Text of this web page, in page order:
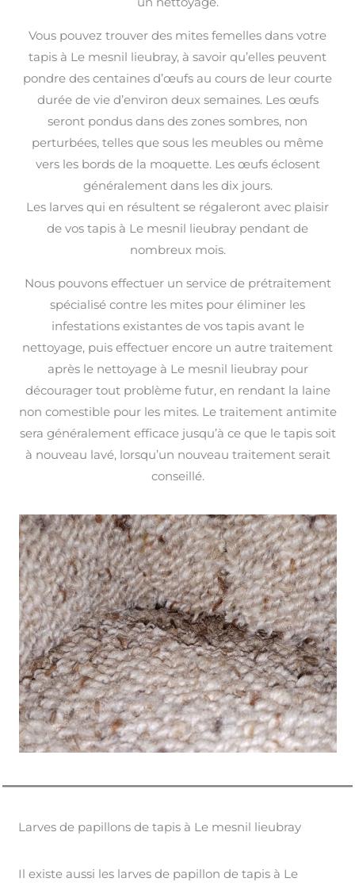
Vous pouvez trouver des mites femelles dans votre
tapis à Le mesnil lieubray, à savoir qu’elles peuvent
pondre des centaines d’œufs au cours de leur courte
durée de vie d’environ deux semaines. Les œufs
seront pondus dans des zones sombres, non
perturbées, telles que sous les meubles ou même
vers les bords de la moquette. Les œufs éclosent
généralement dans les dix jours.
Les larves qui en résultent se régaleront avec plaisir
de vos tapis à Le mesnil lieubray pendant de
nombreux mois.
Nous pouvons effectuer un service de prétraitement
spécialisé contre les mites pour éliminer les
infestations existantes de vos tapis avant le
nettoyage, puis effectuer encore un autre traitement
après le nettoyage à Le mesnil lieubray pour
décourager tout problème futur, en rendant la laine
non comestible pour les mites. Le traitement antimite
sera généralement efficace jusqu’à ce que le tapis soit
à nouveau lavé, lorsqu’un nouveau traitement serait
conseillé.
Larves de papillons de tapis à Le mesnil lieubray
Il existe aussi les larves de papillon de tapis à Le